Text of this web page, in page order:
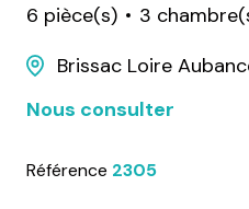
6 pièce(s)
3
Brissac Loire
Nous consulter
Référence 2305